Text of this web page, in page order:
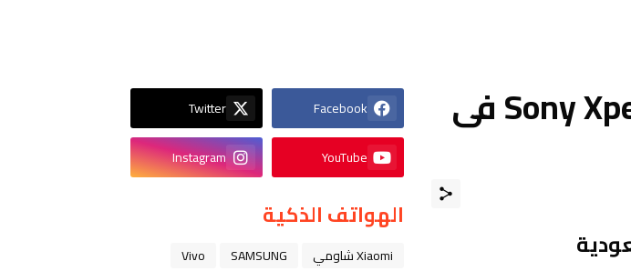
اسعار جوالات سونى أكسبريا Sony Xperia فى Facebook
Twitter
YouTube
Instagram
الهواتف الذكية
Xiaomi شاومي SAMSUNG
Vivo